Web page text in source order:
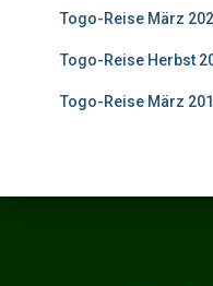
Togo-Reise März
Togo-Reise Herbst
Togo-Reise März